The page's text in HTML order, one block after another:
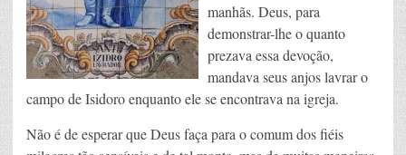
manhãs. Deus, para
demonstrar-lhe o quanto
prezava essa devoção,
mandava seus anjos lavrar o
campo de Isidoro enquanto ele se encontrava na igreja.
Não é de esperar que Deus faça para o comum dos fiéis